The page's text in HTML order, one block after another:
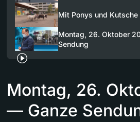
Mit Ponys und Kutsche
Montag, 26. Oktober
Sendung
Montag, 26.
— Ganze